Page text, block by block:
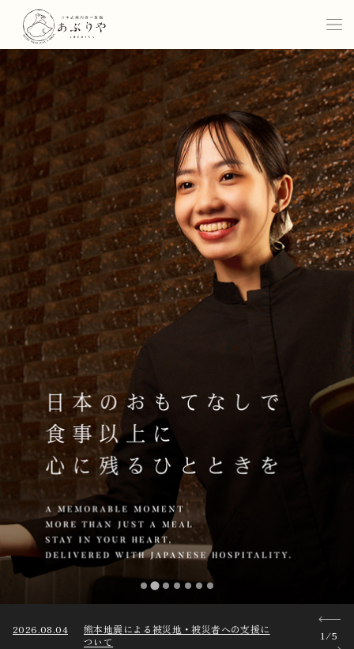
Concept
Commitment
Menu
Location
Our Space
VI EN JA
Reservation
2026.08.04
熊本地震による被災地・被災者への支援に
ついて
1/5